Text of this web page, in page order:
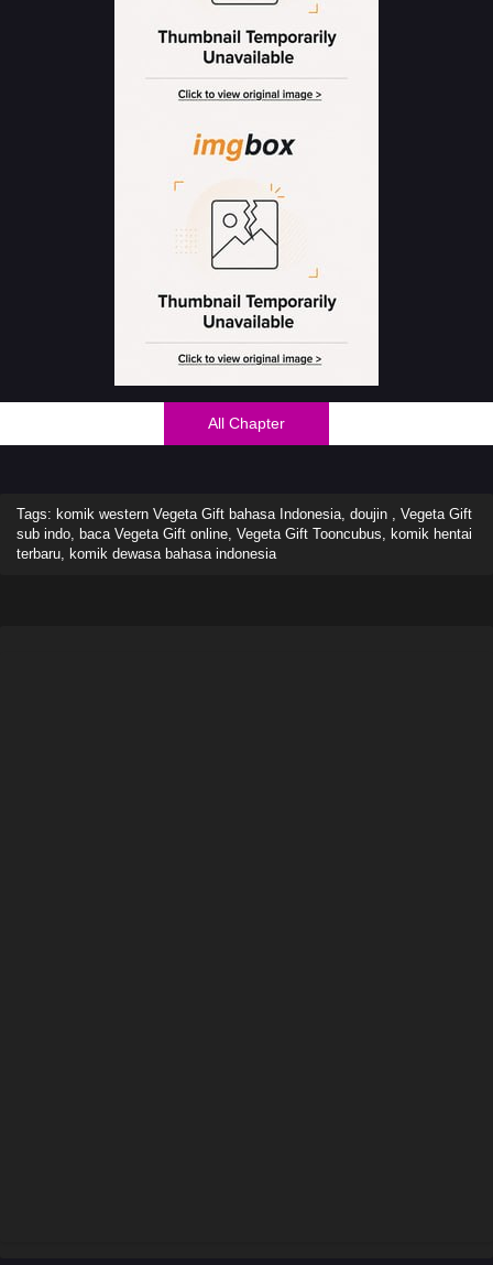
All Chapter
Tags: komik western Vegeta Gift bahasa Indonesia, doujin , Vegeta Gift
sub indo, baca Vegeta Gift online, Vegeta Gift Tooncubus, komik hentai
terbaru, komik dewasa bahasa indonesia